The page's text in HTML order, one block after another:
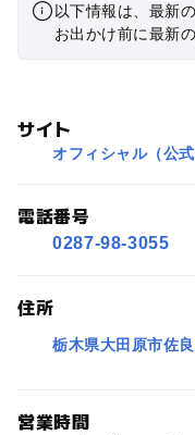
以下情報は、最新
お出かけ前に最新
サイト
オフィシャル（公
電話番号
0287-98-3055
住所
栃木県大田原市佐
営業時間